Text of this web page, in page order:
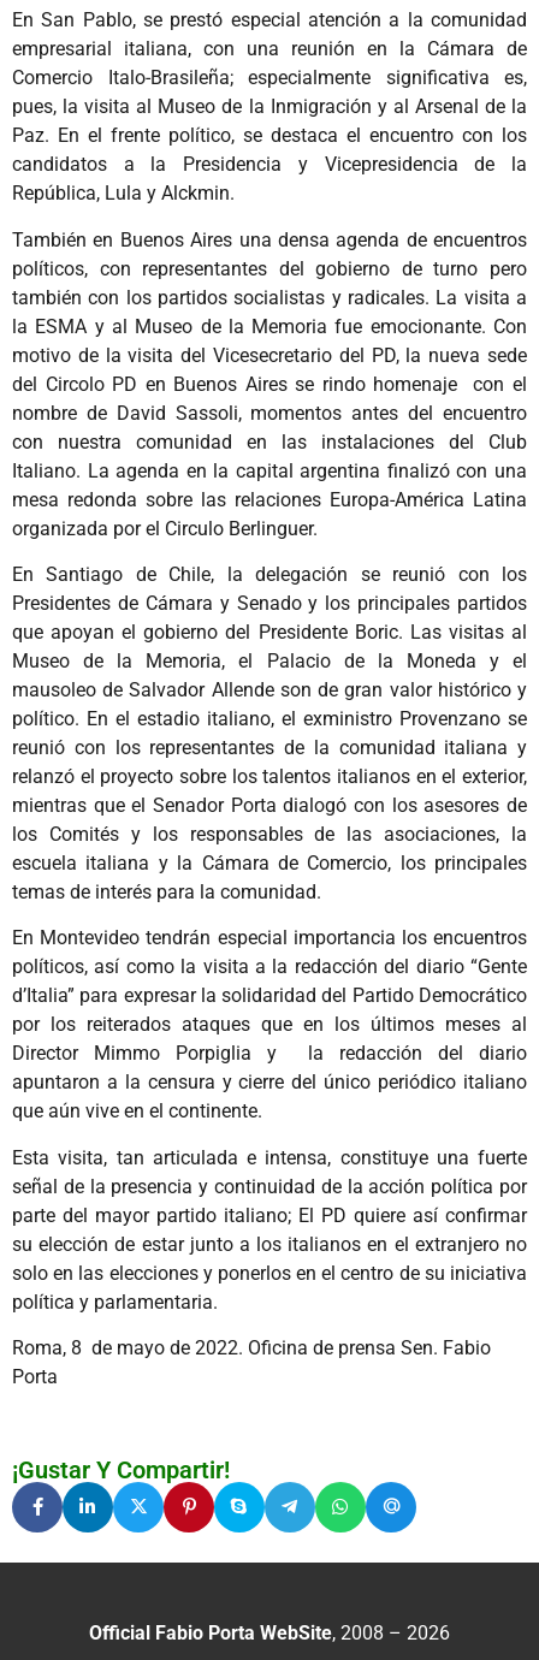
En San Pablo, se prestó especial atención a la comunidad
empresarial italiana, con una reunión en la Cámara de
Comercio Italo-Brasileña; especialmente significativa es,
pues, la visita al Museo de la Inmigración y al Arsenal de la
Paz. En el frente político, se destaca el encuentro con los
candidatos a la Presidencia y Vicepresidencia de la
República, Lula y Alckmin.
También en Buenos Aires una densa agenda de encuentros
políticos, con representantes del gobierno de turno pero
también con los partidos socialistas y radicales. La visita a
la ESMA y al Museo de la Memoria fue emocionante. Con
motivo de la visita del Vicesecretario del PD, la nueva sede
del Circolo PD en Buenos Aires se rindo homenaje con el
nombre de David Sassoli, momentos antes del encuentro
con nuestra comunidad en las instalaciones del Club
Italiano. La agenda en la capital argentina finalizó con una
mesa redonda sobre las relaciones Europa-América Latina
organizada por el Circulo Berlinguer.
En Santiago de Chile, la delegación se reunió con los
Presidentes de Cámara y Senado y los principales partidos
que apoyan el gobierno del Presidente Boric. Las visitas al
Museo de la Memoria, el Palacio de la Moneda y el
mausoleo de Salvador Allende son de gran valor histórico y
político. En el estadio italiano, el exministro Provenzano se
reunió con los representantes de la comunidad italiana y
relanzó el proyecto sobre los talentos italianos en el exterior,
mientras que el Senador Porta dialogó con los asesores de
los Comités y los responsables de las asociaciones, la
escuela italiana y la Cámara de Comercio, los principales
temas de interés para la comunidad.
En Montevideo tendrán especial importancia los encuentros
políticos, así como la visita a la redacción del diario “Gente
d’Italia” para expresar la solidaridad del Partido Democrático
por los reiterados ataques que en los últimos meses al
Director Mimmo Porpiglia y la redacción del diario
apuntaron a la censura y cierre del único periódico italiano
que aún vive en el continente.
Esta visita, tan articulada e intensa, constituye una fuerte
señal de la presencia y continuidad de la acción política por
parte del mayor partido italiano; El PD quiere así confirmar
su elección de estar junto a los italianos en el extranjero no
solo en las elecciones y ponerlos en el centro de su iniciativa
política y parlamentaria.
Roma, 8 de mayo de 2022. Oficina de prensa Sen. Fabio
Porta
¡Gustar Y Compartir!
Official Fabio Porta WebSite, 2008 – 2026